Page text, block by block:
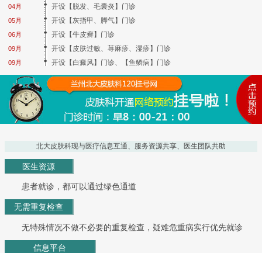
04月
05月
06月
09月
09月
开设【脱发、毛囊炎】门诊
开设【灰指甲、脚气】门诊
开设【牛皮癣】门诊
开设【皮肤过敏、荨麻疹、湿疹】门诊
开设【白癜风】门诊、【鱼鳞病】门诊
北大皮肤科现与医疗信息互通、服务资源共享、医生团队共助
医生资源
患者就诊，都可以通过绿色通道
无需重复检查
无特殊情况不做不必要的重复检查，疑难危重病实行优先就诊
信息平台